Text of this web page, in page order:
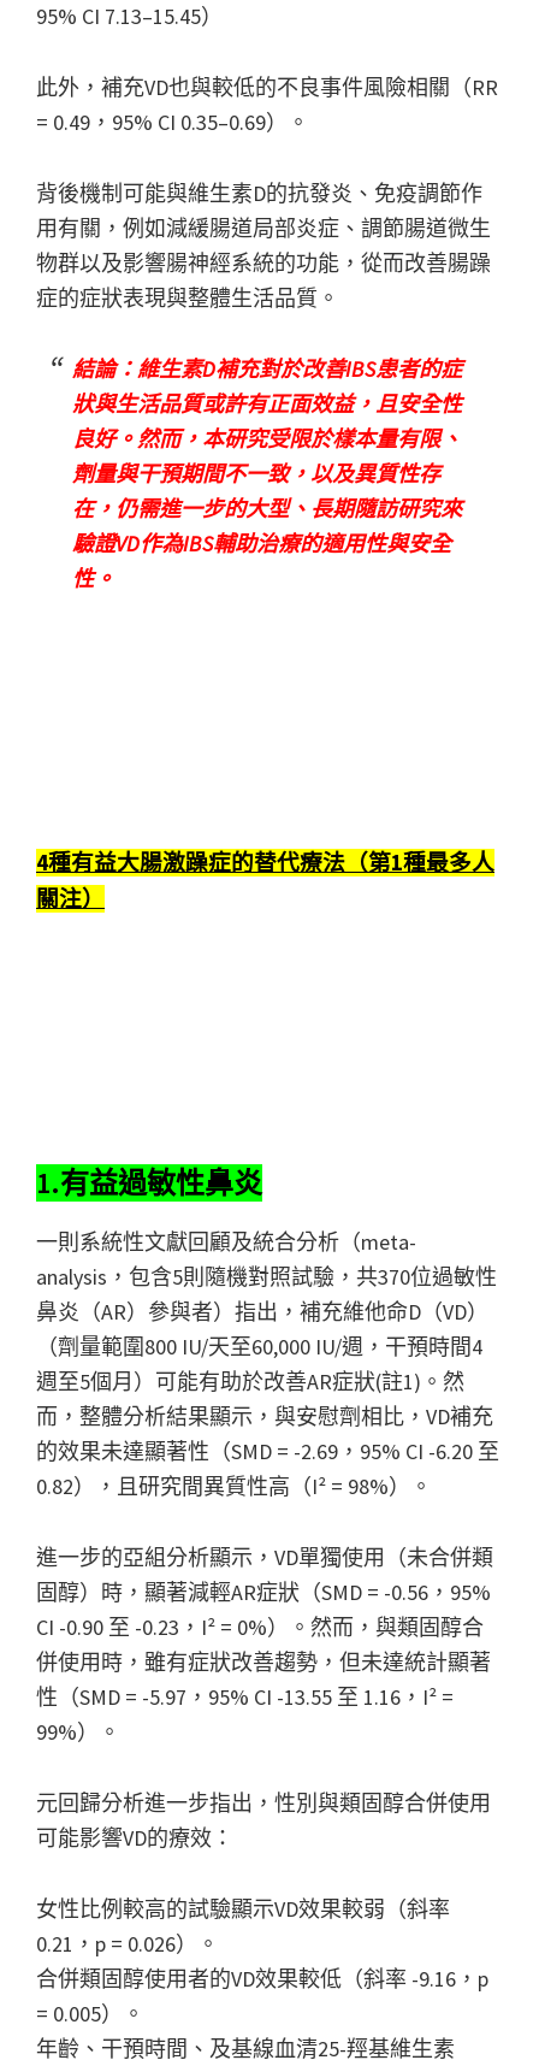
95% CI 7.13–15.45）
此外，補充VD也與較低的不良事件風險相關（RR
= 0.49，95% CI 0.35–0.69）。
背後機制可能與維生素D的抗發炎、免疫調節作
用有關，例如減緩腸道局部炎症、調節腸道微生
物群以及影響腸神經系統的功能，從而改善腸躁
症的症狀表現與整體生活品質。
結論：維生素D補充對於改善IBS患者的症
狀與生活品質或許有正面效益，且安全性
良好。然而，本研究受限於樣本量有限、
劑量與干預期間不一致，以及異質性存
在，仍需進一步的大型、長期隨訪研究來
驗證VD作為IBS輔助治療的適用性與安全
性。
4種有益大腸激躁症的替代療法（第1種最多人
關注）
1.有益過敏性鼻炎
一則系統性文獻回顧及統合分析（meta-
analysis，包含5則隨機對照試驗，共370位過敏性
鼻炎（AR）參與者）指出，補充維他命D（VD）
（劑量範圍800 IU/天至60,000 IU/週，干預時間4
週至5個月）可能有助於改善AR症狀(註1)。然
而，整體分析結果顯示，與安慰劑相比，VD補充
的效果未達顯著性（SMD = -2.69，95% CI -6.20 至
0.82），且研究間異質性高（I² = 98%）。
進一步的亞組分析顯示，VD單獨使用（未合併類
固醇）時，顯著減輕AR症狀（SMD = -0.56，95%
CI -0.90 至 -0.23，I² = 0%）。然而，與類固醇合
併使用時，雖有症狀改善趨勢，但未達統計顯著
性（SMD = -5.97，95% CI -13.55 至 1.16，I² =
99%）。
元回歸分析進一步指出，性別與類固醇合併使用
可能影響VD的療效：
女性比例較高的試驗顯示VD效果較弱（斜率
0.21，p = 0.026）。
合併類固醇使用者的VD效果較低（斜率 -9.16，p
= 0.005）。
年齡、干預時間、及基線血清25-羥基維生素